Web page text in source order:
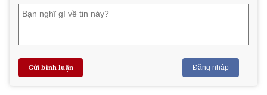
Gửi bình luận Đăng nhập